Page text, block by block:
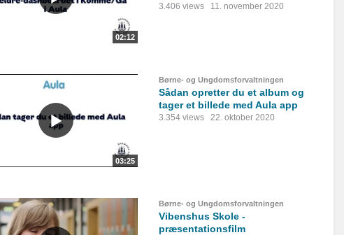
02:12
3.406 views 11. november 2020
03:25
Børne- og Ungdomsforvaltningen
Sådan opretter du et album og
tager et billede med Aula app
3.354 views 22. oktober 2020
Børne- og Ungdomsforvaltningen
Vibenshus Skole -
præsentationsfilm